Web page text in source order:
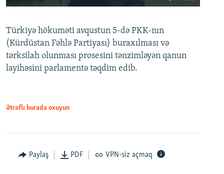
Auto 240p 360p 480p
720p 1080p
360p
480p
Türkiyə hökuməti avqustun 5-də PKK-nın
(Kürdüstan Fəhlə Partiyası) buraxılması və
tərksilah olunması prosesini tənzimləyən qanun
layihəsini parlamentə təqdim edib.
Ətraflı burada oxuyun
Paylaş PDF VPN-siz açmaq